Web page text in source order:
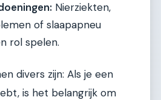
Nierziekten,
of slaapapneu
rol spelen.
divers zijn: Als je een
is het belangrijk om